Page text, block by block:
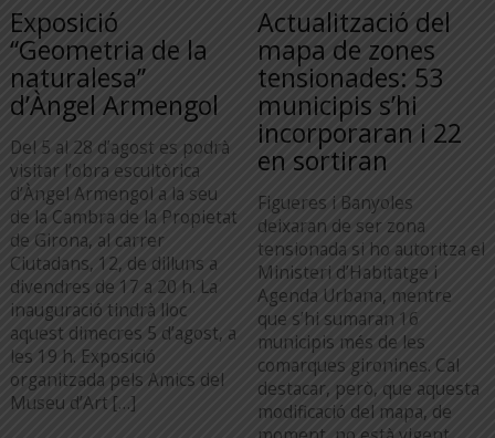
Exposició
“Geometria de la
naturalesa”
d’Àngel Armengol
Del 5 al 28 d’agost es podrà
visitar l’obra escultòrica
d’Àngel Armengol a la seu
de la Cambra de la Propietat
de Girona, al carrer
Ciutadans, 12, de dilluns a
divendres de 17 a 20 h. La
inauguració tindrà lloc
aquest dimecres 5 d’agost, a
les 19 h. Exposició
organitzada pels Amics del
Museu d’Art […]
Actualització del
mapa de zones
tensionades: 53
municipis s’hi
incorporaran i 22
en sortiran
Figueres i Banyoles
deixaran de ser zona
tensionada si ho autoritza el
Ministeri d’Habitatge i
Agenda Urbana, mentre
que s’hi sumaran 16
municipis més de les
comarques gironines. Cal
destacar, però, que aquesta
modificació del mapa, de